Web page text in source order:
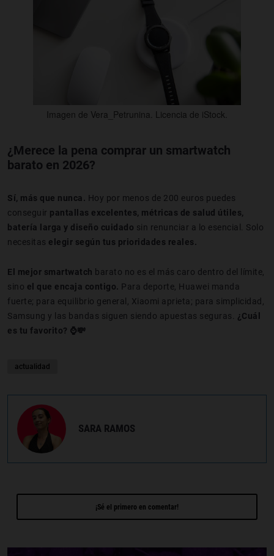
Imagen de Vera_Petrunina. Licencia de iStock.
¿Merece la pena comprar un smartwatch
barato en 2026?
Sí, más que nunca. Hoy por menos de 200 euros puedes
conseguir pantallas excelentes, métricas de salud útiles,
batería larga y diseño cuidado sin renunciar a lo esencial. Solo
necesitas elegir según tus prioridades reales.
El mejor smartwatch barato no es el más caro dentro del límite,
sino el que encaja contigo. Para deporte, Huawei manda
fuerte; para equilibrio general, Xiaomi aprieta; para simplicidad,
Samsung y las bandas siguen siendo apuestas seguras. ¿Cuál
es tu favorito? ⌚💸
actualidad
SARA RAMOS
¡Sé el primero en comentar!